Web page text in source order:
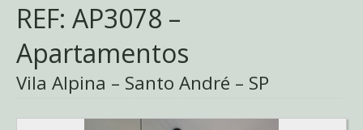
REF: AP3078 –
Apartamentos
Vila Alpina – Santo André – SP